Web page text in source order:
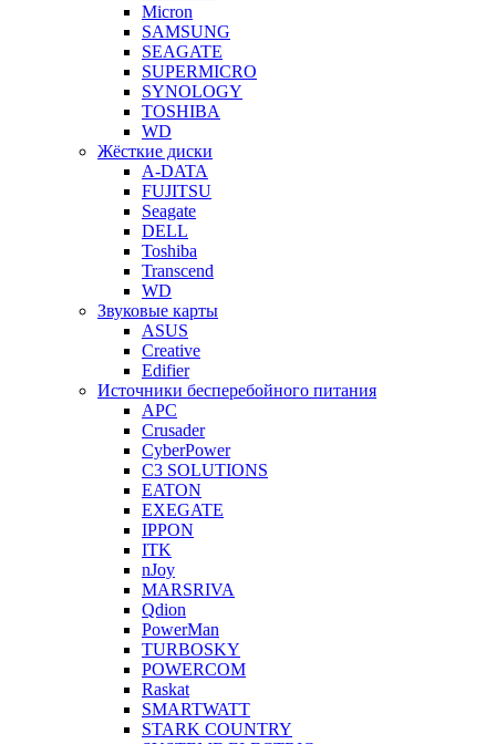
Micron
SAMSUNG
SEAGATE
SUPERMICRO
SYNOLOGY
TOSHIBA
WD
Жёсткие диски
A-DATA
FUJITSU
Seagate
DELL
Toshiba
Transcend
WD
Звуковые карты
ASUS
Creative
Edifier
Источники бесперебойного питания
APC
Crusader
CyberPower
C3 SOLUTIONS
EATON
EXEGATE
IPPON
ITK
nJoy
MARSRIVA
Qdion
PowerMan
TURBOSKY
POWERCOM
Raskat
SMARTWATT
STARK COUNTRY